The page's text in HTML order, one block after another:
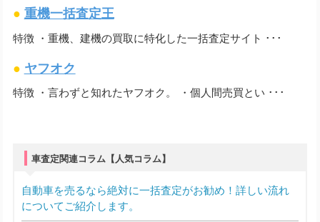
● 重機一括査定王
特徴 ・重機、建機の買取に特化した一括査定サイト ･･･
● ヤフオク
特徴 ・言わずと知れたヤフオク。 ・個人間売買とい ･･･
車査定関連コラム【人気コラム】
自動車を売るなら絶対に一括査定がお勧め！詳しい流れ
についてご紹介します。